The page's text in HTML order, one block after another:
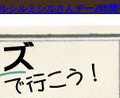
シルミシルさんデー2時